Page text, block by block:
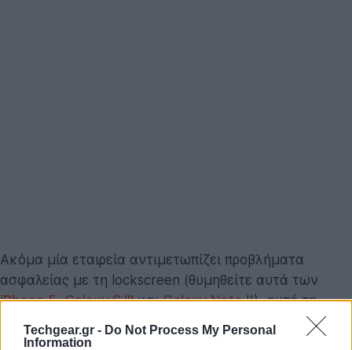
Techgear.gr - Do Not Process My Personal
Information
Ακόμα μία εταιρεία αντιμετωπίζει προβλήματα
ασφαλείας με τη lockscreen (θυμηθείτε αυτά των
iPhone 5,Galaxy S IIIκαιGalaxy NoteII), αυτή τη
, του οποίου η οθόνη
κλειδώματος μπορεί να παρακαμφθεί με πολύ απλό